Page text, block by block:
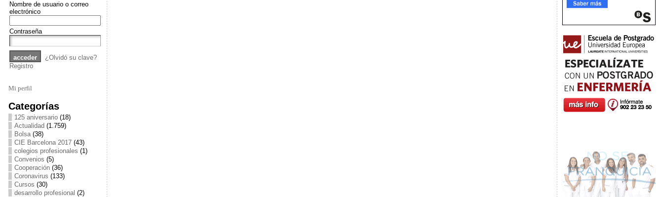
Nombre de usuario o correo
electrónico
Contraseña
¿Olvidó su clave?
Registro
Mi perfil
Categorías
125 aniversario(18)
Actualidad (1.759)
Bolsa(38)
CIE Barcelona 2017(43)
colegios profesionales (1)
Convenios (5)
Cooperación(36)
Coronavirus (133)
Cursos (30)
desarrollo profesional (2)